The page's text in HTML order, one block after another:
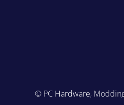
© PC Hardware,